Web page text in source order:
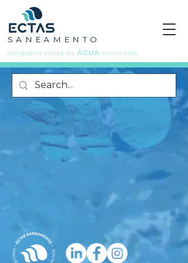
S A N E A M E N T O
Ninguém cuida daÁGUA como nós.